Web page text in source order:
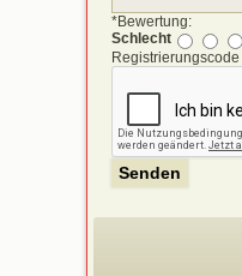
*Bewertung:
Schlecht
Registrierungscode